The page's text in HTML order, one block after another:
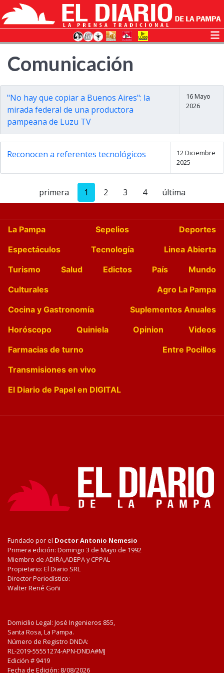
Comunicación
"No hay que copiar a Buenos Aires": la
mirada federal de una productora
pampeana de Luzu TV
16 Mayo
2026
Reconocen a referentes tecnológicos
12 Diciembre
2025
primera 1 2 3 4 última
La Pampa Sepelios
Deportes
Espectáculos
Tecnología
Linea Abierta
Turismo
Salud Edictos País
Mundo
Culturales
Agro La Pampa
Cocina y Gastronomía
Suplementos Anuales
Horóscopo
Quiniela Opinion
Videos
Farmacias de turno
Entre Pocillos
Transmisiones en vivo
El Diario de Papel en DIGITAL
Fundado por el Doctor Antonio Nemesio
Primera edición: Domingo 3 de Mayo de 1992
Miembro de ADIRA,ADEPA y CPPAL
Propietario: El Diario SRL
Director Periodístico:
Walter René Goñi
Domicilio Legal: José Ingenieros 855,
Santa Rosa, La Pampa.
Número de Registro DNDA:
RL-2019-55551274-APN-DNDA#MJ
Edición # 9419
Fecha de Edición: 8/08/2026